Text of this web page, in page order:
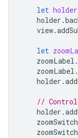
let holder
holder .
view.
let
zoomLabel .
zoomLabel .
holder .
// Control
holder .
zoomSwitch
zoomSwitch